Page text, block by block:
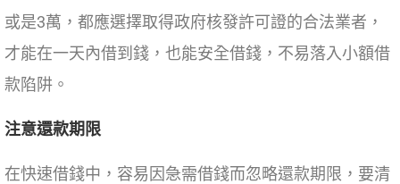
或是3萬，都應選擇取得政府核發許可證的合法業者，
才能在一天內借到錢，也能安全借錢，不易落入小額借
款陷阱。
注意還款期限
在快速借錢中，容易因急需借錢而忽略還款期限，要清